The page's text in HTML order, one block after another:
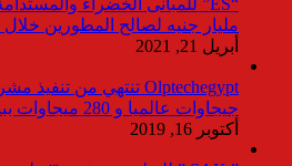
مليار جنيه لصالح المطورين خلال 2021
أبريل 21, 2021
جيجاوات عالميا و 280 ميجاوات ببنبان
أكتوبر 16, 2019